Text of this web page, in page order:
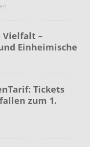
Vielfalt –
Einheimische
Tickets
zum 1.